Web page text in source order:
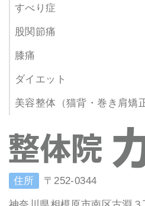
すべり症
股関節痛
膝痛
ダイエット
美容整体（猫背・巻き肩矯
住所 〒252-0344